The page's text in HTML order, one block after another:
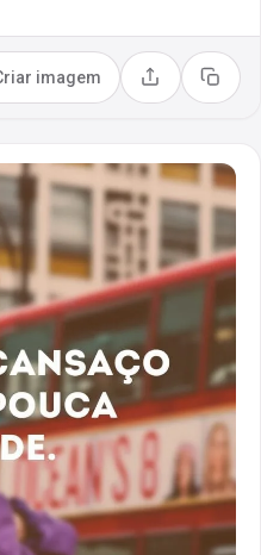
imagem Compartilhar
Copiar